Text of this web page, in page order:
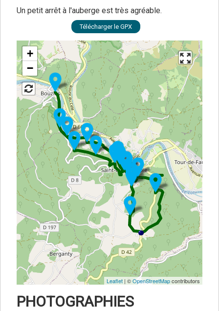
Un petit arrêt à l'auberge est très agréable.
Télécharger le GPX
+
−
Leaflet| ©OpenStreetMapcontributors
PHOTOGRAPHIES